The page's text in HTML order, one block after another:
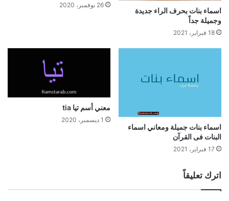
اسماء بنات بحرف الراء جديدة
وجميلة جداً
18 فبراير، 2021
26 نوفمبر، 2020
اسماء بنات جميلة ومعاني اسماء
البنات فى القرآن
17 فبراير، 2021
معني أسم تيا tia
1 ديسمبر، 2020
اترك تعليقاً